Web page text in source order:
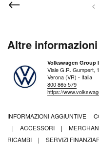
<
Altre informazioni
Volkswagen Group
Viale G.R. Gumpert, 1
Verona (VR) - Italia
800 865 579
https://
INFORMAZIONI AGGIUNTIVE
|
ACCESSORI |
RICAMBI
| SERVIZI